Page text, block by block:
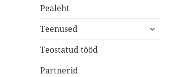
Pealeht
Teenused
expand
Teostatud tööd
Partnerid